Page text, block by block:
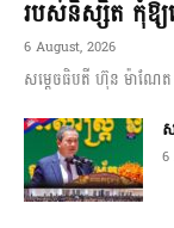
របស់និស្សិត កុំឱ្យ
6 August, 2026
សម្តេចធិបតី ហ៊ុន ម៉ាណែត
6